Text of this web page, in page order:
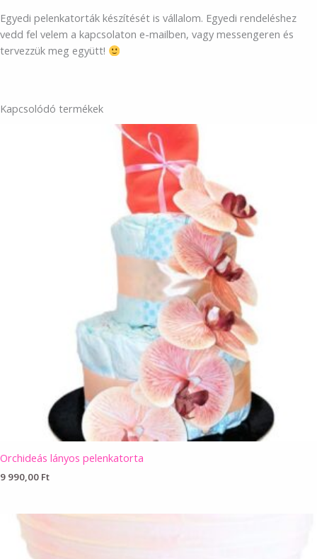
Egyedi pelenkatorták készítését is vállalom. Egyedi rendeléshez
vedd fel velem a kapcsolaton e-mailben, vagy messengeren és
tervezzük meg együtt!
Kapcsolódó termékek
Orchideás lányos pelenkatorta
9 990,00 Ft